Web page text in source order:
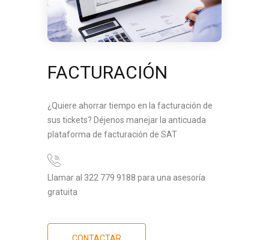
FACTURACIÓN
¿Quiere ahorrar tiempo en la facturación de
sus tickets? Déjenos manejar la anticuada
plataforma de facturación de SAT
Llamar al 322 779 9188 para una asesoría
gratuita
CONTACTAR